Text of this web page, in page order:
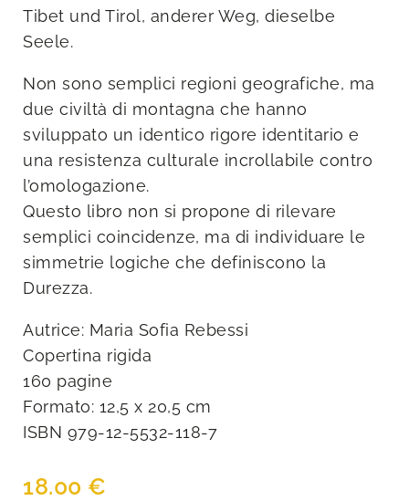
Tibet und Tirol, anderer Weg, dieselbe
Seele.
Non sono semplici regioni geografiche, ma
due civiltà di montagna che hanno
sviluppato un identico rigore identitario e
una resistenza culturale incrollabile contro
l’omologazione.
Questo libro non si propone di rilevare
semplici coincidenze, ma di individuare le
simmetrie logiche che definiscono la
Durezza.
Autrice: Maria Sofia Rebessi
Copertina rigida
160 pagine
Formato: 12,5 x 20,5 cm
ISBN 979-12-5532-118-7
18.00 €